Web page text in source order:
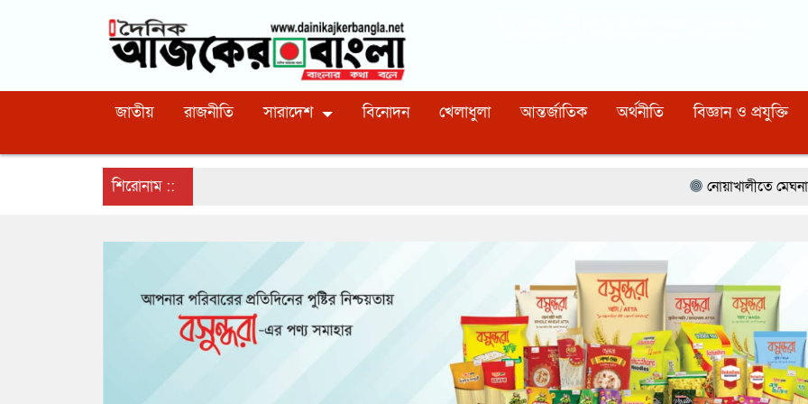
জাতীয় রাজনীতি সারাদেশ বিনোদন খেলাধুলা আন্তর্জাতিক অর্থনীতি বিজ্ঞান ও প্রযুক্তি
শিরোনাম :: নোয়াখালীতে মেঘনার ভাঙনরোধে জিও